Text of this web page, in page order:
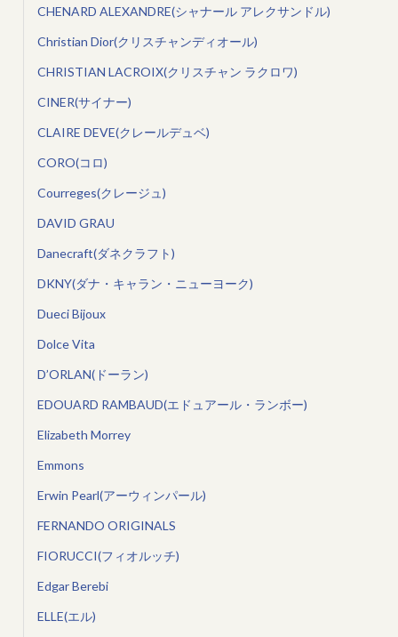
CHENARD ALEXANDRE(シャナール アレクサンドル)
Christian Dior(クリスチャンディオール)
CHRISTIAN LACROIX(クリスチャン ラクロワ)
CINER(サイナー)
CLAIRE DEVE(クレールデュベ)
CORO(コロ)
Courreges(クレージュ)
DAVID GRAU
Danecraft(ダネクラフト)
DKNY(ダナ・キャラン・ニューヨーク)
Dueci Bijoux
Dolce Vita
D’ORLAN(ドーラン)
EDOUARD RAMBAUD(エドュアール・ランボー)
Elizabeth Morrey
Emmons
Erwin Pearl(アーウィンパール)
FERNANDO ORIGINALS
FIORUCCI(フィオルッチ)
Edgar Berebi
ELLE(エル)